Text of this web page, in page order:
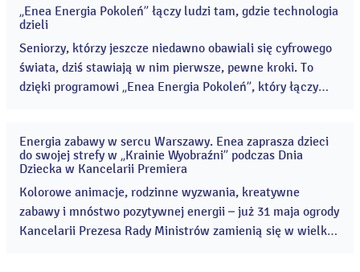
24
2026
„Enea Energia Pokoleń” łączy ludzi tam, gdzie technologia
dzieli
Seniorzy, którzy jeszcze niedawno obawiali się cyfrowego
świata, dziś stawiają w nim pierwsze, pewne kroki. To
dzięki programowi „Enea Energia Pokoleń”, który łączy
28
Energia zabawy w sercu Warszawy. Enea zaprasza dzieci
do swojej strefy w „Krainie Wyobraźni” podczas Dnia
Dziecka w Kancelarii Premiera
Kolorowe animacje, rodzinne wyzwania, kreatywne
zabawy i mnóstwo pozytywnej energii – już 31 maja ogrody
Kancelarii Prezesa Rady Ministrów zamienią się w wielką